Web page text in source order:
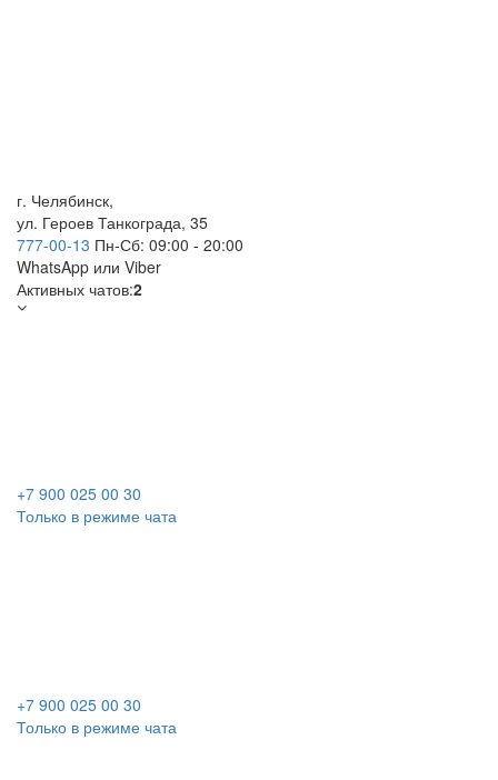
г. Челябинск,
ул. Героев Танкограда, 35
777-00-13 Пн-Сб: 09:00 - 20:00
WhatsApp или Viber
Активных чатов:2
+7 900 025 00 30
Только в режиме чата
+7 900 025 00 30
Только в режиме чата